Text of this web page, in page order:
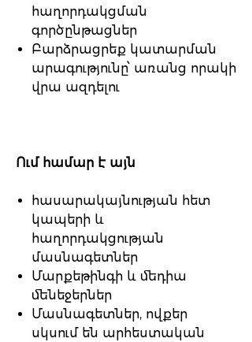
հաղորդակցման
գործընթացներ
Բարձրացրեք կատարման
արագությունը՝ առանց որակի
վրա ազդելու
Ում համար է այն
հասարակայնության հետ
կապերի և
հաղորդակցության
մասնագետներ
Մարքեթինգի և մեդիա
մենեջերներ
Մասնագետներ, ովքեր
սկսում են արհեստական